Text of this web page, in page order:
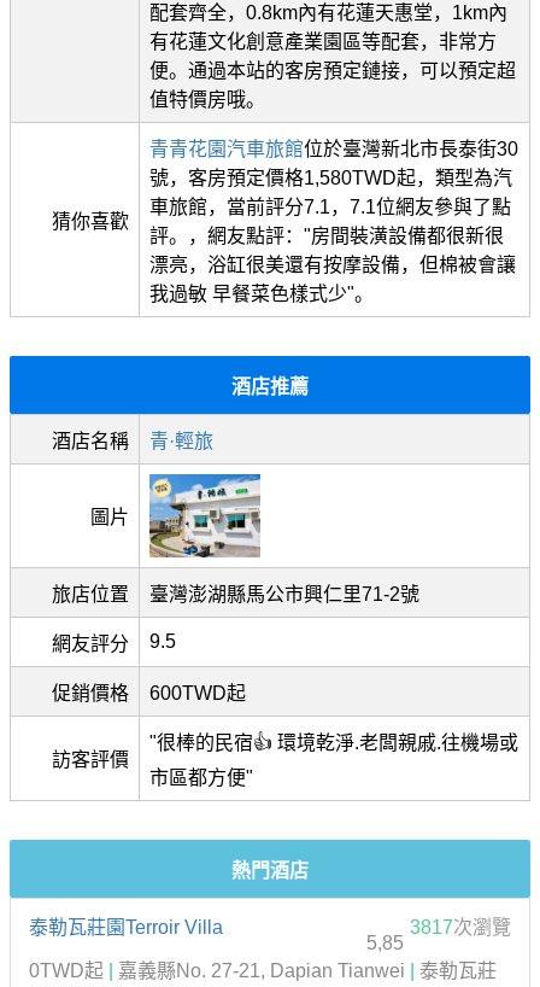
配套齊全，0.8km內有花蓮天惠堂，1km內
有花蓮文化創意產業園區等配套，非常方
便。通過本站的客房預定鏈接，可以預定超
值特價房哦。
猜你喜歡
青青花園汽車旅館位於臺灣新北市長泰街30
號，客房預定價格1,580TWD起，類型為汽
車旅館，當前評分7.1，7.1位網友參與了點
評。，網友點評："房間裝潢設備都很新很
漂亮，浴缸很美還有按摩設備，但棉被會讓
我過敏 早餐菜色樣式少"。
酒店推薦
酒店名稱 青·輕旅
圖片
旅店位置 臺灣澎湖縣馬公市興仁里71-2號
網友評分 9.5
促銷價格 600TWD起
訪客評價
"很棒的民宿👍 環境乾淨.老闆親戚.往機場或
市區都方便"
熱門酒店
泰勒瓦莊園Terroir Villa 3817次瀏覽
5,85
0TWD起
嘉義縣No. 27-21, Dapian Tianwei
泰勒瓦莊